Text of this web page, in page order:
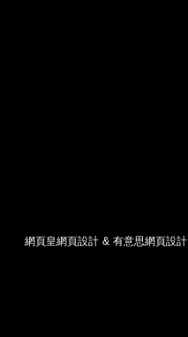
網頁皇網頁設計 & 有意思網頁設計